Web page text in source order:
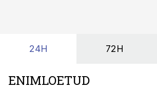
24H 72H
ENIMLOETUD